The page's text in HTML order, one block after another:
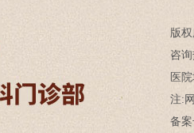
版权
咨询
医
注:
备案